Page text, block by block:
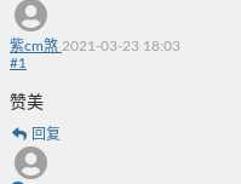
紫cm煞 2021-03-23 18:03
#1
赞美
回复